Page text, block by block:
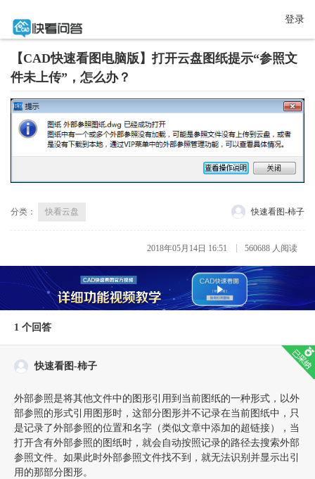
登录
【CAD快速看图电脑版】打开云盘图纸提示“参照文
件未上传”，怎么办？
分类： 快看云盘 快速看图-柿子
2018年05月14日 16:51 560688 人阅读
1 个回答
快速看图-柿子
外部参照是将其他文件中的图形引用到当前图纸的一种形式，以外
部参照的形式引用图形时，这部分图形并不记录在当前图纸中，只
是记录了外部参照的位置和名字（类似文章中添加的超链接），当
打开含有外部参照的图纸时，就会自动按照记录的路径去搜索外部
参照文件。如果此时外部参照文件找不到，就无法识别并显示出引
用的那部分图形。